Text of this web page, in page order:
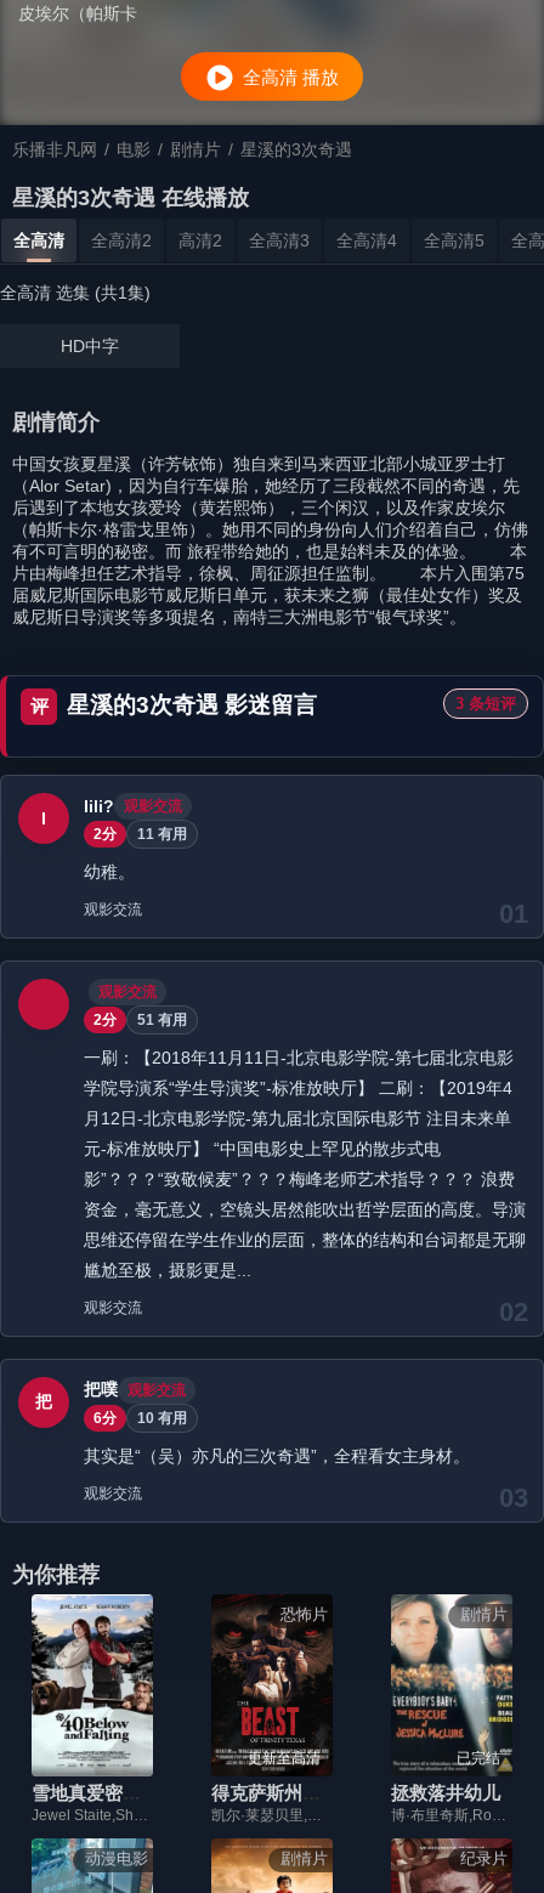
皮埃尔（帕斯卡
全高清 播放
乐播非凡网 / 电影 / 剧情片 / 星溪的3次奇遇
星溪的3次奇遇 在线播放
全高清 全高清2 高清2 全高清3 全高清4 全高清5 全
全高清 选集 (共1集)
HD中字
剧情简介
中国女孩夏星溪（许芳铱饰）独自来到马来西亚北部小城亚罗士打
（Alor Setar)，因为自行车爆胎，她经历了三段截然不同的奇遇，先
后遇到了本地女孩爱玲（黄若熙饰），三个闲汉，以及作家皮埃尔
（帕斯卡尔·格雷戈里饰）。她用不同的身份向人们介绍着自己，仿佛
有不可言明的秘密。而 旅程带给她的，也是始料未及的体验。 本
片由梅峰担任艺术指导，徐枫、周征源担任监制。 本片入围第75
届威尼斯国际电影节威尼斯日单元，获未来之狮（最佳处女作）奖及
威尼斯日导演奖等多项提名，南特三大洲电影节“银气球奖”。
评 星溪的3次奇遇 影迷留言 3 条短评
01
l
lili?
观影交流
2分
11 有用
幼稚。
观影交流
02
观影交流
2分
51 有用
一刷：【2018年11月11日-北京电影学院-第七届北京电影
学院导演系“学生导演奖”-标准放映厅】 二刷：【2019年4
月12日-北京电影学院-第九届北京国际电影节 注目未来单
元-标准放映厅】 “中国电影史上罕见的散步式电
影”？？？“致敬候麦”？？？梅峰老师艺术指导？？？ 浪费
资金，毫无意义，空镜头居然能吹出哲学层面的高度。导演
思维还停留在学生作业的层面，整体的结构和台词都是无聊
尴尬至极，摄影更是...
观影交流
03
把
把噗 观影交流
6分
10 有用
其实是“（吴）亦凡的三次奇遇”，全程看女主身材。
观影交流
为你推荐
雪地真爱密码(台湾)2015
Jewel Staite,Shawn Roberts,Cindy Busby,Shaun Johnston,Mark Meer
恐怖片
更新至高清
得克萨斯州三一镇怪兽
凯尔·莱瑟贝里,巴迪·坎贝尔,兰斯·亨利
剧情片
已完结
拯救落井幼儿
博·布里奇斯,Roxana,Zal,帕特·亨格尔,威尔·奥德哈姆
动漫电影 剧情片 纪录片